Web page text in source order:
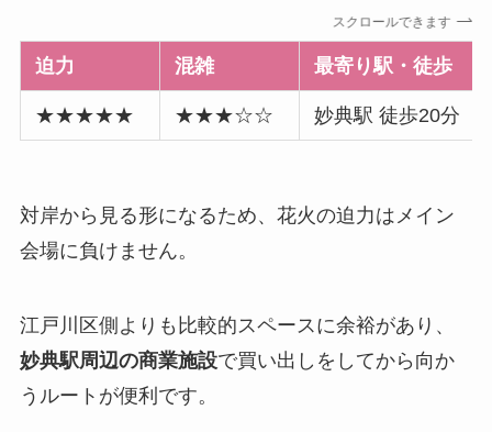
スクロールできます
迫力 混雑 最寄り駅・徒歩
★★★★★ ★★★☆☆ 妙典駅 徒歩20分
対岸から見る形になるため、花火の迫力はメイン
会場に負けません。
江戸川区側よりも比較的スペースに余裕があり、
妙典駅周辺の商業施設で買い出しをしてから向か
うルートが便利です。